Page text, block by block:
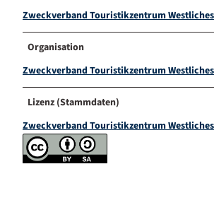
Zweckverband Touristikzentrum
Organisation
Zweckverband Touristikzentrum
Lizenz (Stammdaten)
Zweckverband Touristikzentrum